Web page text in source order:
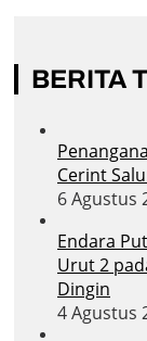
BERITA
Cerint
6 Agustus
Endara
Urut 2
Dingin
4 Agustus